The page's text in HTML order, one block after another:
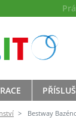
Bestway